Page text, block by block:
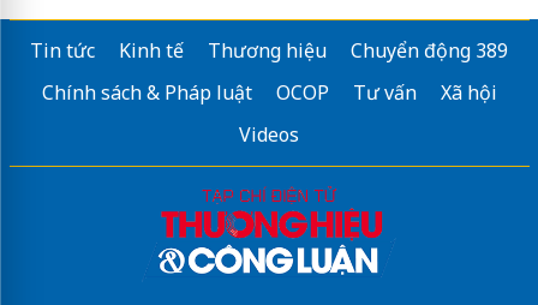
Tin tức Kinh tế Thương hiệu
Chuyển động 389
Chính sách & Pháp luật
OCOP Tư vấn
Xã hội
Videos